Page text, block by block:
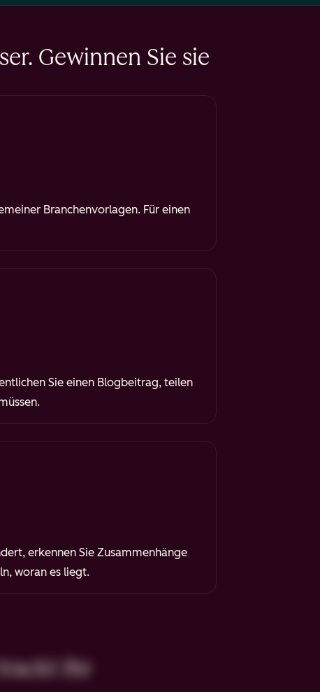
Gewinnen Sie sie
Branchenvorlagen. Für einen
Sie einen Blogbeitrag, teilen
erkennen Sie Zusammenhänge
woran es liegt.
Ihr